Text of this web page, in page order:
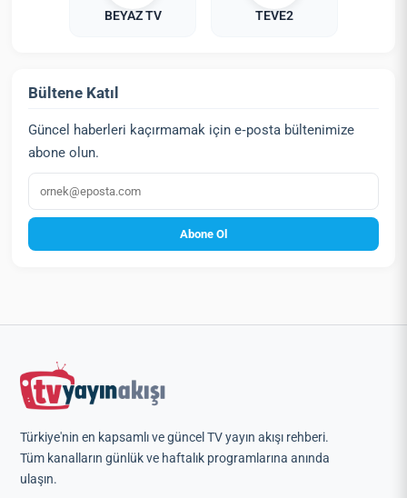
BEYAZ TV TEVE2
Bültene Katıl
Güncel haberleri kaçırmamak için e‑posta bültenimize
abone olun.
E‑posta
Abone Ol
Türkiye'nin en kapsamlı ve güncel TV yayın akışı rehberi.
Tüm kanalların günlük ve haftalık programlarına anında
ulaşın.